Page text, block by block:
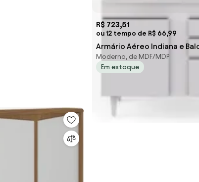
R$ 723,51
ou 12 tempo de R$ 66,99
Armário Aéreo Indiana e
Gabinete 100cm Luziania
Lumil
Moderno, de MDF/MDP
Em estoque